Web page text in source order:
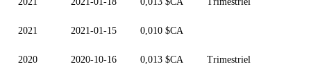
2021 2021-01-15 0,010 $CA
2020 2020-10-16 0,013 $CA Trimestriel